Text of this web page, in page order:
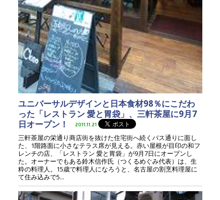
ユニバーサルデザインと日本食材98％にこだわ
った「レストラン 愛と胃袋」、三軒茶屋に9月7
日オープン！
2011.11.21
三軒茶屋の栄通り商店街を抜けた住宅街へ続くバス通りに面し
た、1階路面に小さなテラス席が見える。赤い屋根が目印の和フ
レンチの店、「レストラン 愛と胃袋」が9月7日にオープンし
た。オーナーでもある鈴木信作氏（つくるめぐみ代表）は、生
粋の料理人。15歳で料理人になろうと、名古屋の割烹料理屋に
て住み込みで5...